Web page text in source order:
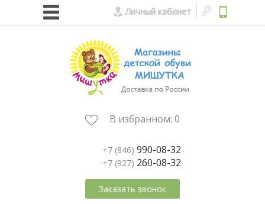
Личный кабинет
В избранном: 0
+7 (846) 990-08-32
+7 (927) 260-08-32
Заказать звонок